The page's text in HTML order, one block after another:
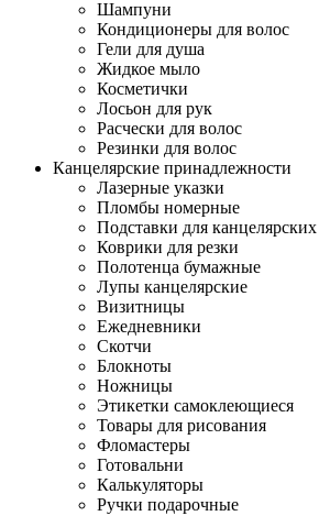
Шампуни
Кондиционеры для волос
Гели для душа
Жидкое мыло
Косметички
Лосьон для рук
Расчески для волос
Резинки для волос
Канцелярские принадлежности
Лазерные указки
Пломбы номерные
Подставки для
Коврики для резки
Полотенца бумажные
Лупы канцелярские
Визитницы
Ежедневники
Скотчи
Блокноты
Ножницы
Этикетки самоклеющиеся
Товары для рисования
Фломастеры
Готовальни
Калькуляторы
Ручки подарочные